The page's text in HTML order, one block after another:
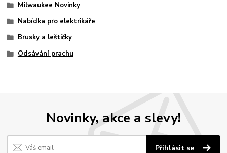
Milwaukee Novinky
Nabídka pro elektrikáře
Brusky a leštičky
Odsávání prachu
Novinky, akce a slevy!
Přihlásit se